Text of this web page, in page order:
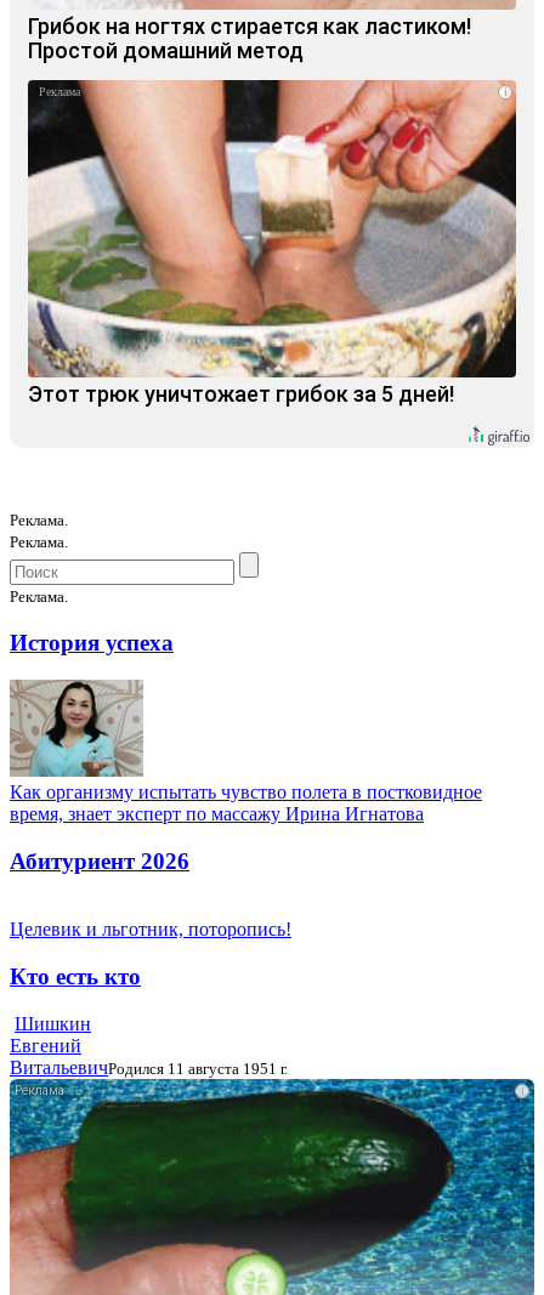
Грибок на ногтях стирается как ластиком!
Простой домашний метод
i
Этот трюк уничтожает грибок за 5 дней!
Реклама.
Реклама.
Реклама.
История успеха
Как организму испытать чувство полета в постковидное
время, знает эксперт по массажу Ирина Игнатова
Абитуриент 2026
Целевик и льготник, поторопись!
Кто есть кто
Шишкин
Евгений
ВитальевичРодился 11 августа 1951 г.
i